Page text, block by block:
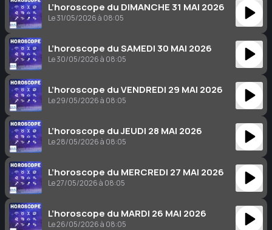
L’horoscope du DIMANCHE 31 MAI 2026
Le 31/05/2026 à 08:05
L’horoscope du SAMEDI 30 MAI 2026
Le 30/05/2026 à 08:05
L’horoscope du VENDREDI 29 MAI 2026
Le 29/05/2026 à 08:05
L’horoscope du JEUDI 28 MAI 2026
Le 28/05/2026 à 08:05
L’horoscope du MERCREDI 27 MAI 2026
Le 27/05/2026 à 08:05
L’horoscope du MARDI 26 MAI 2026
Le 26/05/2026 à 08:05